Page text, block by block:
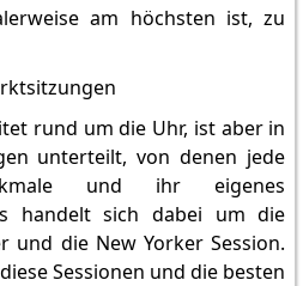
am höchsten ist, zu
rund um die Uhr, ist aber in
unterteilt, von denen jede
und ihr eigenes
handelt sich dabei um die
und die New Yorker Session.
Sessionen und die besten